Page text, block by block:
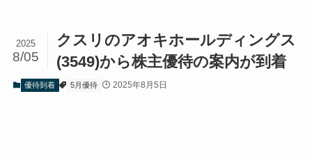
クスリのアオキホールディングス
(3549)から株主優待の案内が到着
2025
8/05
優待到着 5月優待 2025年8月5日